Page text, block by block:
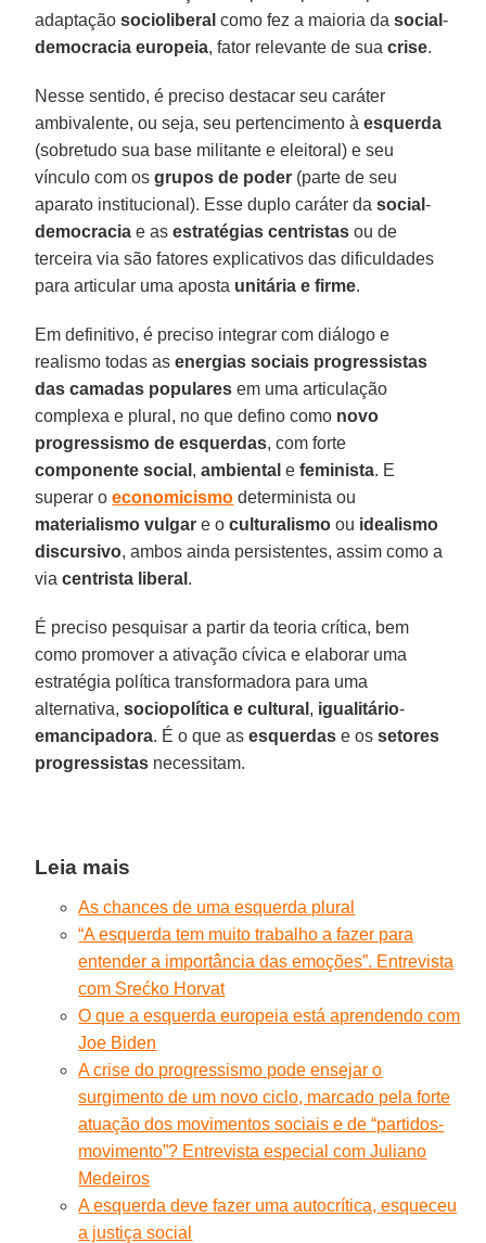
adaptaçãosocioliberal como fez a maioria dasocial-
democracia europeia, fator relevante de suacrise.
Nesse sentido, é preciso destacar seu caráter
ambivalente, ou seja, seu pertencimento àesquerda
(sobretudo sua base militante e eleitoral) e seu
vínculo com osgrupos de poder (parte de seu
aparato institucional). Esse duplo caráter dasocial-
democracia e asestratégias centristas ou de
terceira via são fatores explicativos das dificuldades
para articular uma aposta unitária e firme.
Em definitivo, é preciso integrar com diálogo e
realismo todas asenergias sociais progressistas
das camadas populares em uma articulação
complexa e plural, no que defino como novo
progressismo de esquerdas, com forte
componente social ,ambiental efeminista. E
superar oeconomicismo determinista ou
materialismo vulgar e oculturalismo ou idealismo
discursivo, ambos ainda persistentes, assim como a
viacentrista liberal .
É preciso pesquisar a partir da teoria crítica, bem
como promover a ativação cívica e elaborar uma
estratégia política transformadora para uma
alternativa,sociopolítica e cultural , igualitário-
emancipadora. É o que asesquerdas e ossetores
progressistas necessitam.
Leia mais
As chances de uma esquerda plural
“A esquerda tem muito trabalho a fazer para
entender a importância das emoções”. Entrevista
com Srećko Horvat
O que a esquerda europeia está aprendendo com
Joe Biden
A crise do progressismo pode ensejar o
surgimento de um novo ciclo, marcado pela forte
atuação dos movimentos sociais e de “partidos-
movimento”? Entrevista especial com Juliano
Medeiros
A esquerda deve fazer uma autocrítica, esqueceu
a justiça social